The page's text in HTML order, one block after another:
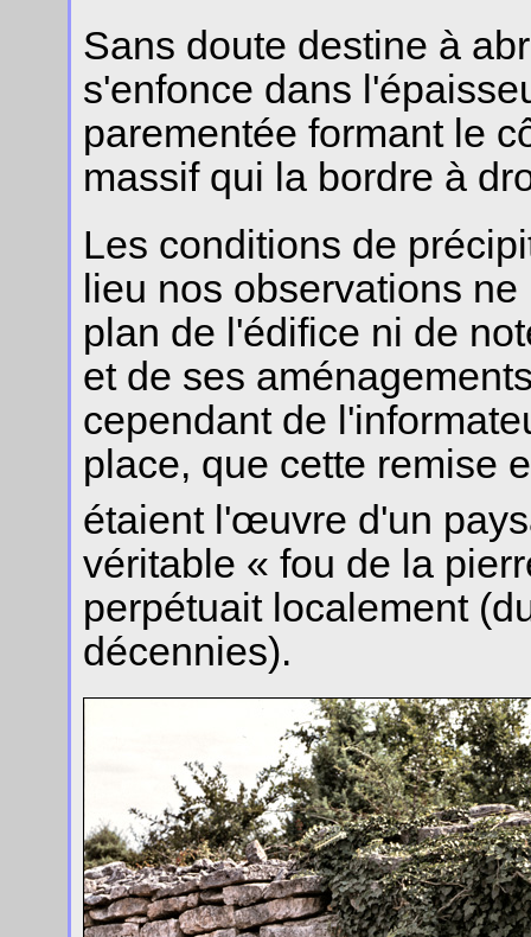
Sans doute destine à
s'enfonce dans
parementée formant le
massif qui la bordre à
Les conditions de
lieu nos observations
plan de l'édifice ni de
et de ses
cependant de
place, que cette remise
étaient l'œuvre d'un
véritable « fou de la
perpétuait localement
décennies).